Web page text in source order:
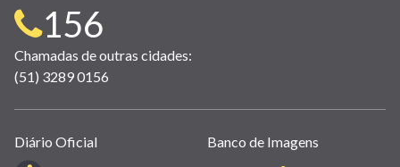
Telefone
para
contato:
156
Chamadas de outras cidades:
(51) 3289 0156
Links
úteis
Diário Oficial Banco de Imagens